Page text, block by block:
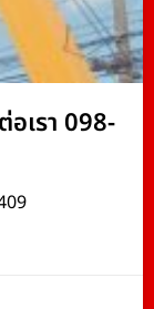
เรา 098-